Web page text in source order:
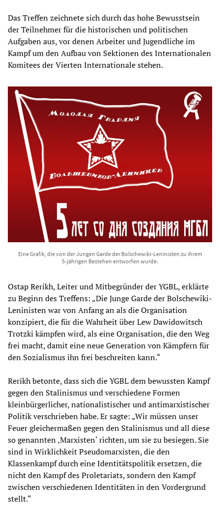
Das Treffen zeichnete sich durch das hohe Bewusstsein
der Teilnehmer für die historischen und politischen
Aufgaben aus, vor denen Arbeiter und Jugendliche im
Kampf um den Aufbau von Sektionen des Internationalen
Komitees der Vierten Internationale stehen.
Eine Grafik, die von der Jungen Garde der Bolschewiki-Leninisten zu ihrem
5-jährigen Bestehen entworfen wurde.
Ostap Rerikh, Leiter und Mitbegründer der YGBL, erklärte
zu Beginn des Treffens: „Die Junge Garde der Bolschewiki-
Leninisten war von Anfang an als die Organisation
konzipiert, die für die Wahrheit über Lew Dawidowitsch
Trotzki kämpfen wird, als eine Organisation, die den Weg
frei macht, damit eine neue Generation von Kämpfern für
den Sozialismus ihn frei beschreiten kann.“
Rerikh betonte, dass sich die YGBL dem bewussten Kampf
gegen den Stalinismus und verschiedene Formen
kleinbürgerlicher, nationalistischer und antimarxistischer
Politik verschrieben habe. Er sagte: „Wir müssen unser
Feuer gleichermaßen gegen den Stalinismus und all diese
so genannten ‚Marxisten‘ richten, um sie zu besiegen. Sie
sind in Wirklichkeit Pseudomarxisten, die den
Klassenkampf durch eine Identitätspolitik ersetzen, die
nicht den Kampf des Proletariats, sondern den Kampf
zwischen verschiedenen Identitäten in den Vordergrund
stellt.“